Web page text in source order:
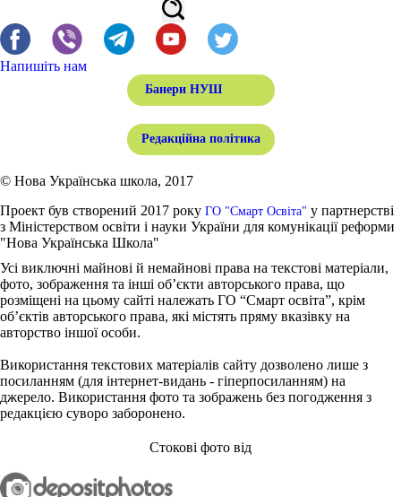
Напишіть нам
Банери НУШ
Редакційна політика
© Нова Українська школа, 2017
Проект був створений 2017 року ГО "Смарт Освіта" у партнерстві
з Міністерством освіти і науки України для комунікації реформи
"Нова Українська Школа"
Усі виключні майнові й немайнові права на текстові матеріали,
фото, зображення та інші об’єкти авторського права, що
розміщені на цьому сайті належать ГО “Смарт освіта”, крім
об’єктів авторського права, які містять пряму вказівку на
авторство іншої особи.
Використання текстових матеріалів сайту дозволено лише з
посиланням (для інтернет-видань - гіперпосиланням) на
джерело. Використання фото та зображень без погодження з
редакцією суворо заборонено.
Стокові фото від